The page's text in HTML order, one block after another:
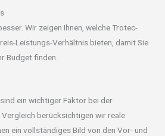
Wir zeigen Ihnen, welche Trotec-
Leistungs-Verhältnis bieten, damit Sie
Budget finden.
ein wichtiger Faktor bei der
Vergleich berücksichtigen wir reale
ein vollständiges Bild von den Vor- und